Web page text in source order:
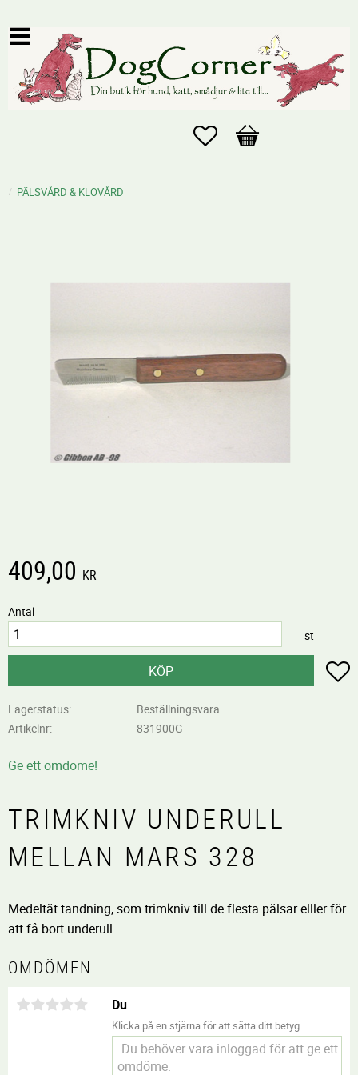
Favoriter
Kundvagn
PÄLSVÅRD & KLOVÅRD
409,00 KR
Antal
st
KÖP
Lagerstatus
Beställningsvara
Artikelnr
831900G
Ge ett omdöme!
TRIMKNIV UNDERULL
MELLAN MARS 328
Medeltät tandning, som trimkniv till de flesta pälsar elller för
att få bort underull.
OMDÖMEN
Du
Klicka på en stjärna för att sätta ditt betyg